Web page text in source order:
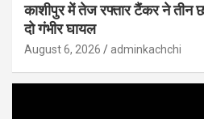
काशीपुर में तेज रफ्तार टैंकर ने तीन
दो गंभीर घायल
August 6, 2026 adminkachchi